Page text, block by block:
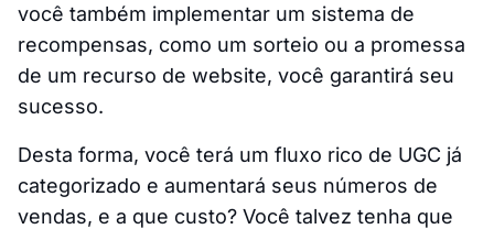
você também implementar um sistema de
recompensas, como um sorteio ou a promessa
de um recurso de website, você garantirá seu
sucesso.
Desta forma, você terá um fluxo rico de UGC já
categorizado e aumentará seus números de
vendas, e a que custo? Você talvez tenha que